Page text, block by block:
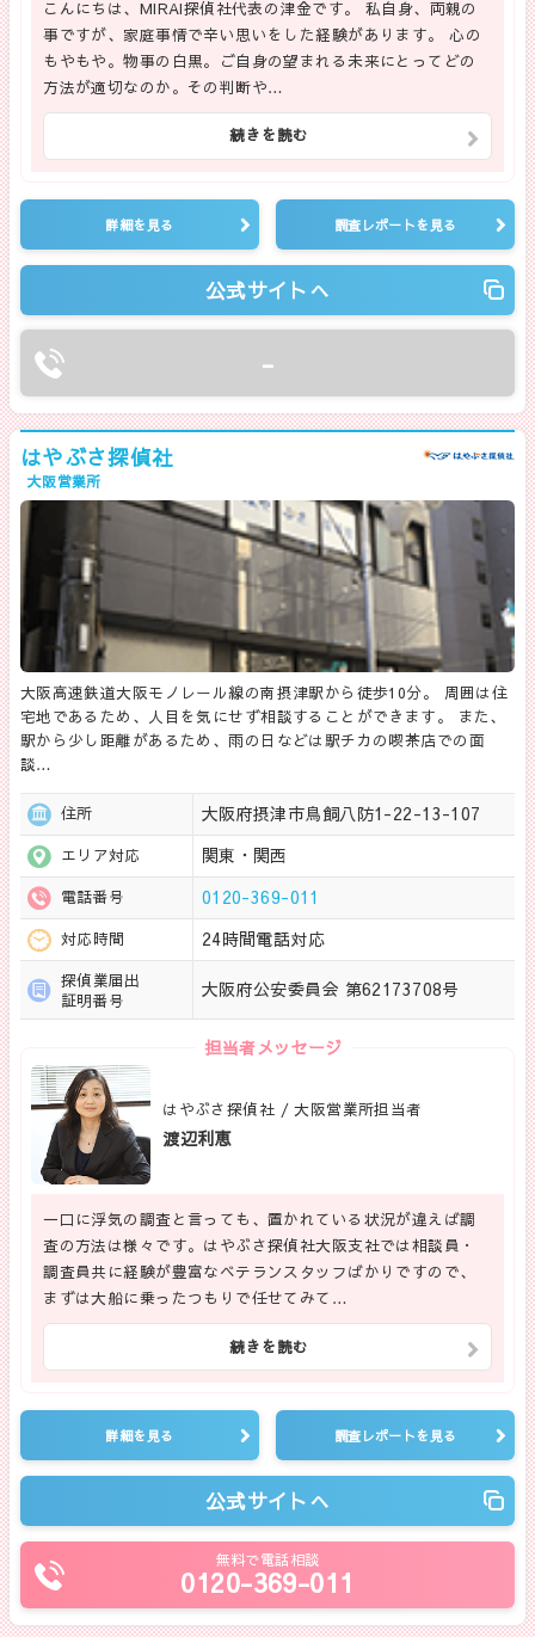
こんにちは、MIRAI探偵社代表の津金です。 私自身、両親の
事ですが、家庭事情で辛い思いをした経験があります。 心の
もやもや。物事の白黒。ご自身の望まれる未来にとってどの
方法が適切なのか。その判断や…
続きを読む
詳細を見る 調査レポートを見る
公式サイトへ
-
はやぶさ探偵社
大阪営業所
大阪高速鉄道大阪モノレール線の南摂津駅から徒歩10分。 周囲は住
宅地であるため、人目を気にせず相談することができます。 また、
駅から少し距離があるため、雨の日などは駅チカの喫茶店での面
談…
住所 大阪府摂津市鳥飼八防1-22-13-107
エリア対応 関東・関西
電話番号 0120-369-011
対応時間 24時間電話対応
探偵業届出
証明番号
大阪府公安委員会 第62173708号
担当者メッセージ
はやぶさ探偵社 / 大阪営業所担当者
渡辺利恵
一口に浮気の調査と言っても、置かれている状況が違えば調
査の方法は様々です。はやぶさ探偵社大阪支社では相談員・
調査員共に経験が豊富なベテランスタッフばかりですので、
まずは大船に乗ったつもりで任せてみて…
続きを読む
詳細を見る 調査レポートを見る
公式サイトへ
無料で電話相談
0120-369-011